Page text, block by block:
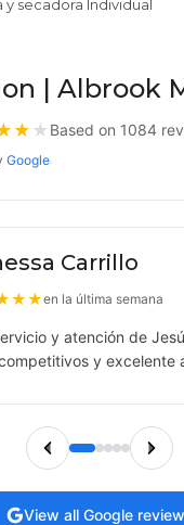
y secadora Individual
| Albrook
★ ★ Based on 1084
Google
Carrillo
★★en la última semana
y atención de
y excelente
View all Google